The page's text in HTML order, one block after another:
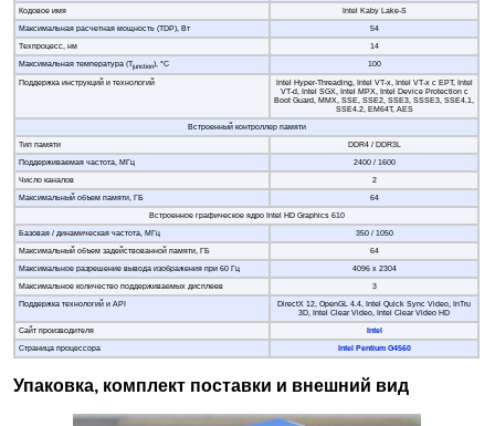
Кодовое имя
Intel Kaby Lake-S
Максимальная расчетная мощность (TDP), Вт
54
Техпроцесс, нм
14
Максимальная температура (Tjunction), °С 100
Поддержка инструкций и технологий
Intel Hyper-Threading, Intel VT-x, Intel VT-x с EPT, Intel
VT-d, Intel SGX, Intel MPX, Intel Device Protection с
Boot Guard, MMX, SSE, SSE2, SSE3, SSSE3, SSE4.1,
SSE4.2, EM64T, AES
Встроенный контроллер памяти
Тип памяти
DDR4 / DDR3L
Поддерживаемая частота, МГц
2400 / 1600
Число каналов
2
Максимальный объем памяти, ГБ
64
Встроенное графическое ядро Intel HD Graphics 610
Базовая / динамическая частота, МГц
350 / 1050
Максимальный объем задействованной памяти, ГБ
64
Максимальное разрешение вывода изображения при 60 Гц
4096 х 2304
Максимальное количество поддерживаемых дисплеев
3
Поддержка технологий и API
DirectX 12, OpenGL 4.4, Intel Quick Sync Video, InTru
3D, Intel Clear Video, Intel Clear Video HD
Сайт производителя
Intel
Страница процессора
Intel Pentium G4560
Упаковка, комплект поставки и внешний вид